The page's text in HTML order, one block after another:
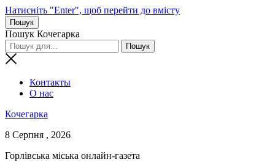
Натисніть "Enter", щоб перейти до вмісту
Пошук
Пошук Кочегарка
Контакты
О нас
Кочегарка
8 Серпня , 2026
Горлівська міська онлайн-газета